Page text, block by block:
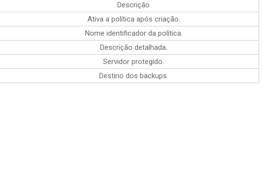
Descrição
Ativa a política após criação.
Nome identificador da política.
Descrição detalhada.
Servidor protegido.
Destino dos backups.